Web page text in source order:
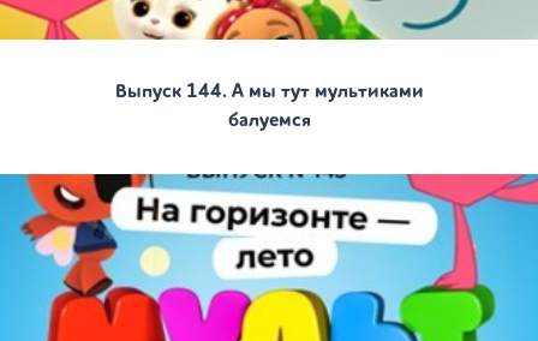
Выпуск 144. А мы тут мультиками
балуемся